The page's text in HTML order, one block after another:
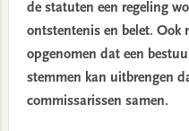
de statuten een regeling
ontstentenis en belet. Ook
opgenomen dat een
stemmen kan uitbrengen
commissarissen samen.